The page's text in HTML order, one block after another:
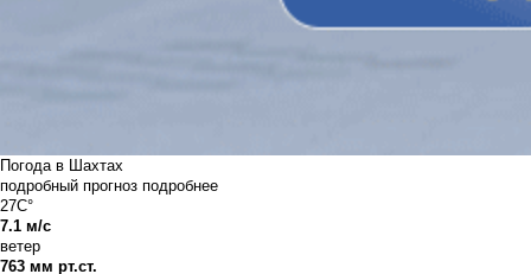
Погода в Шахтах
подробный прогноз подробнее
27C°
7.1 м/с
ветер
763 мм рт.ст.